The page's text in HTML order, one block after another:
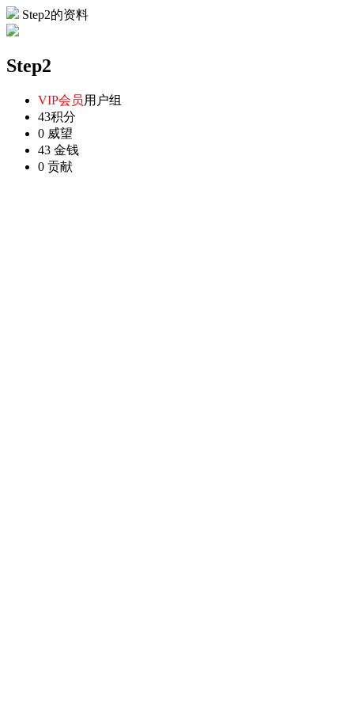
Step2的资料
Step2
VIP会员用户组
43积分
0 威望
43 金钱
0 贡献